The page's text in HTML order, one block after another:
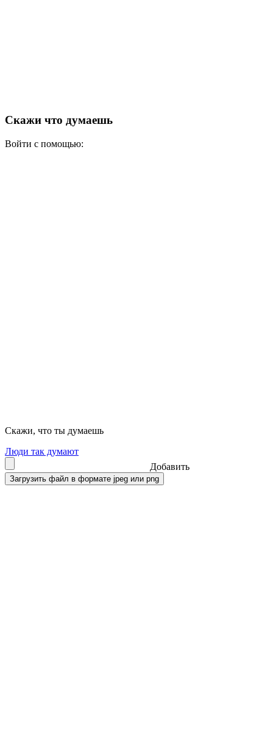
Скажи что думаешь
Войти с помощью:
Скажи, что ты думаешь
Люди так думают
Добавить